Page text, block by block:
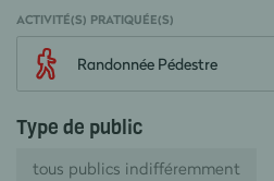
ACTIVITÉ(S) PRATIQUÉE(S)
Randonnée Pédestre
Type de public
tous publics indifféremment